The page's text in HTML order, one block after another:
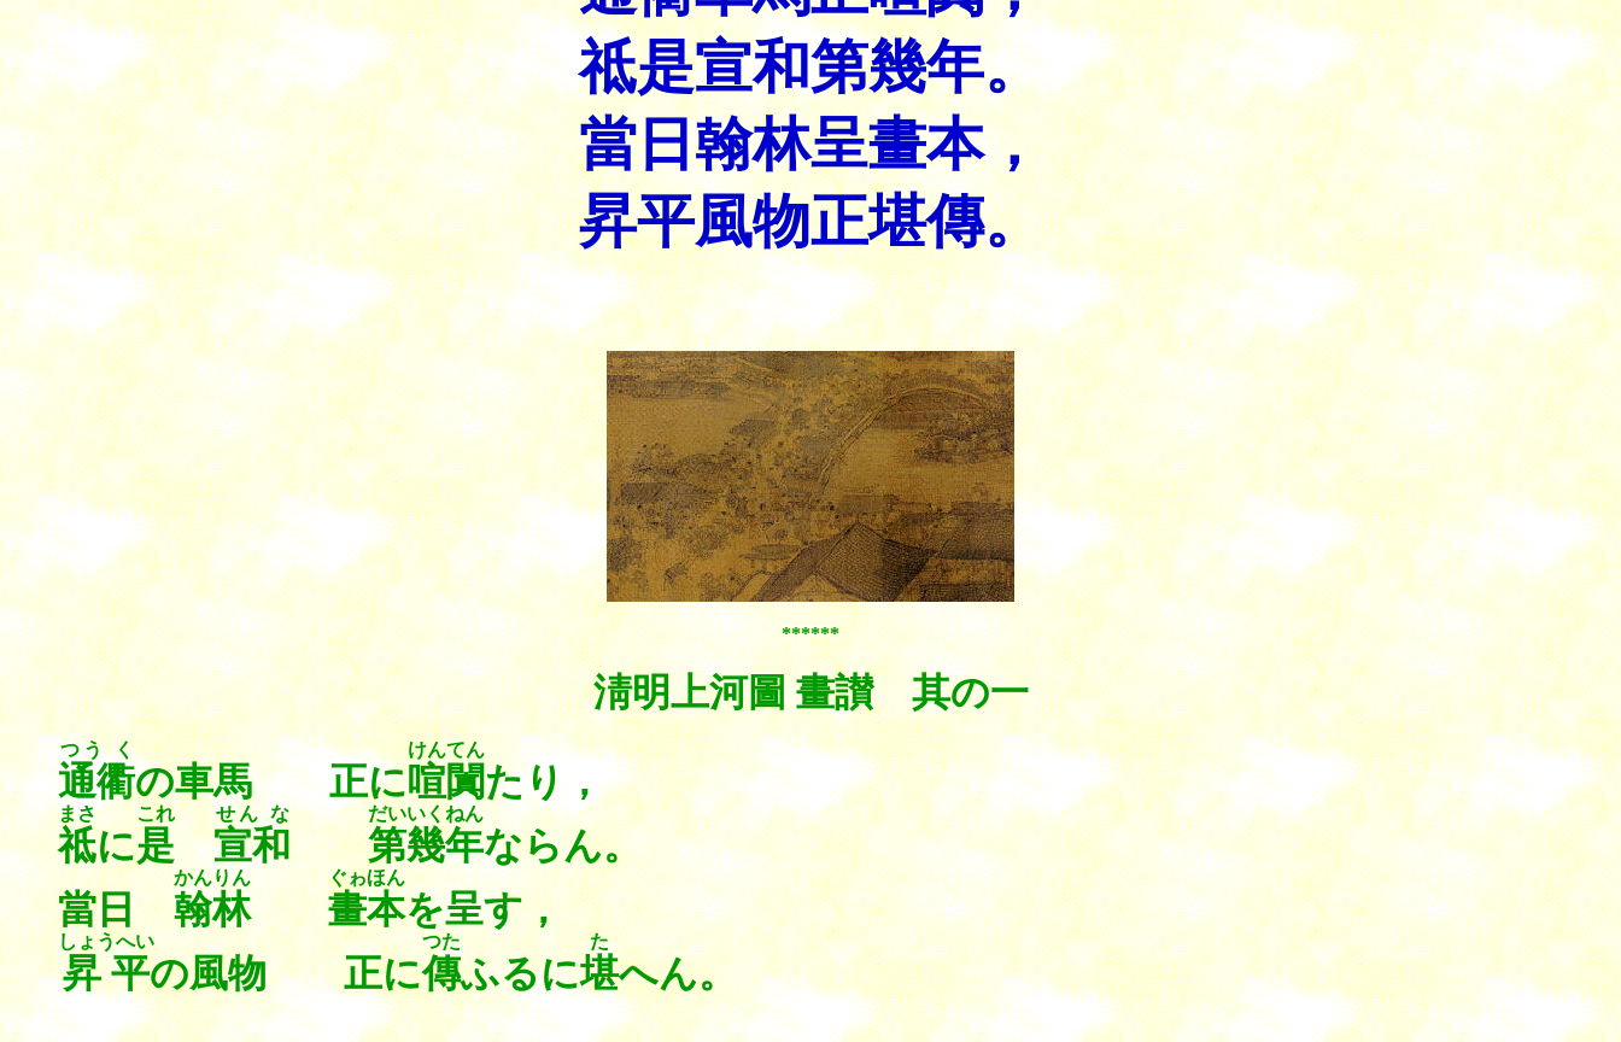
祗是宣和第幾年。
當日翰林呈畫本，
昇平風物正堪傳。
******
淸明上河圖 畫讃 其の一
通衢
つう く
の車馬 正に喧闐
けんてん
たり，
祗
まさ
に是
これ
宣和
せん な
第幾年
だいいくねん
ならん。
當日翰林
かんりん
畫本
ぐゎほん
を呈す，
昇平
しょうへい
の風物 正に傳
つた
ふるに堪
た
へん。